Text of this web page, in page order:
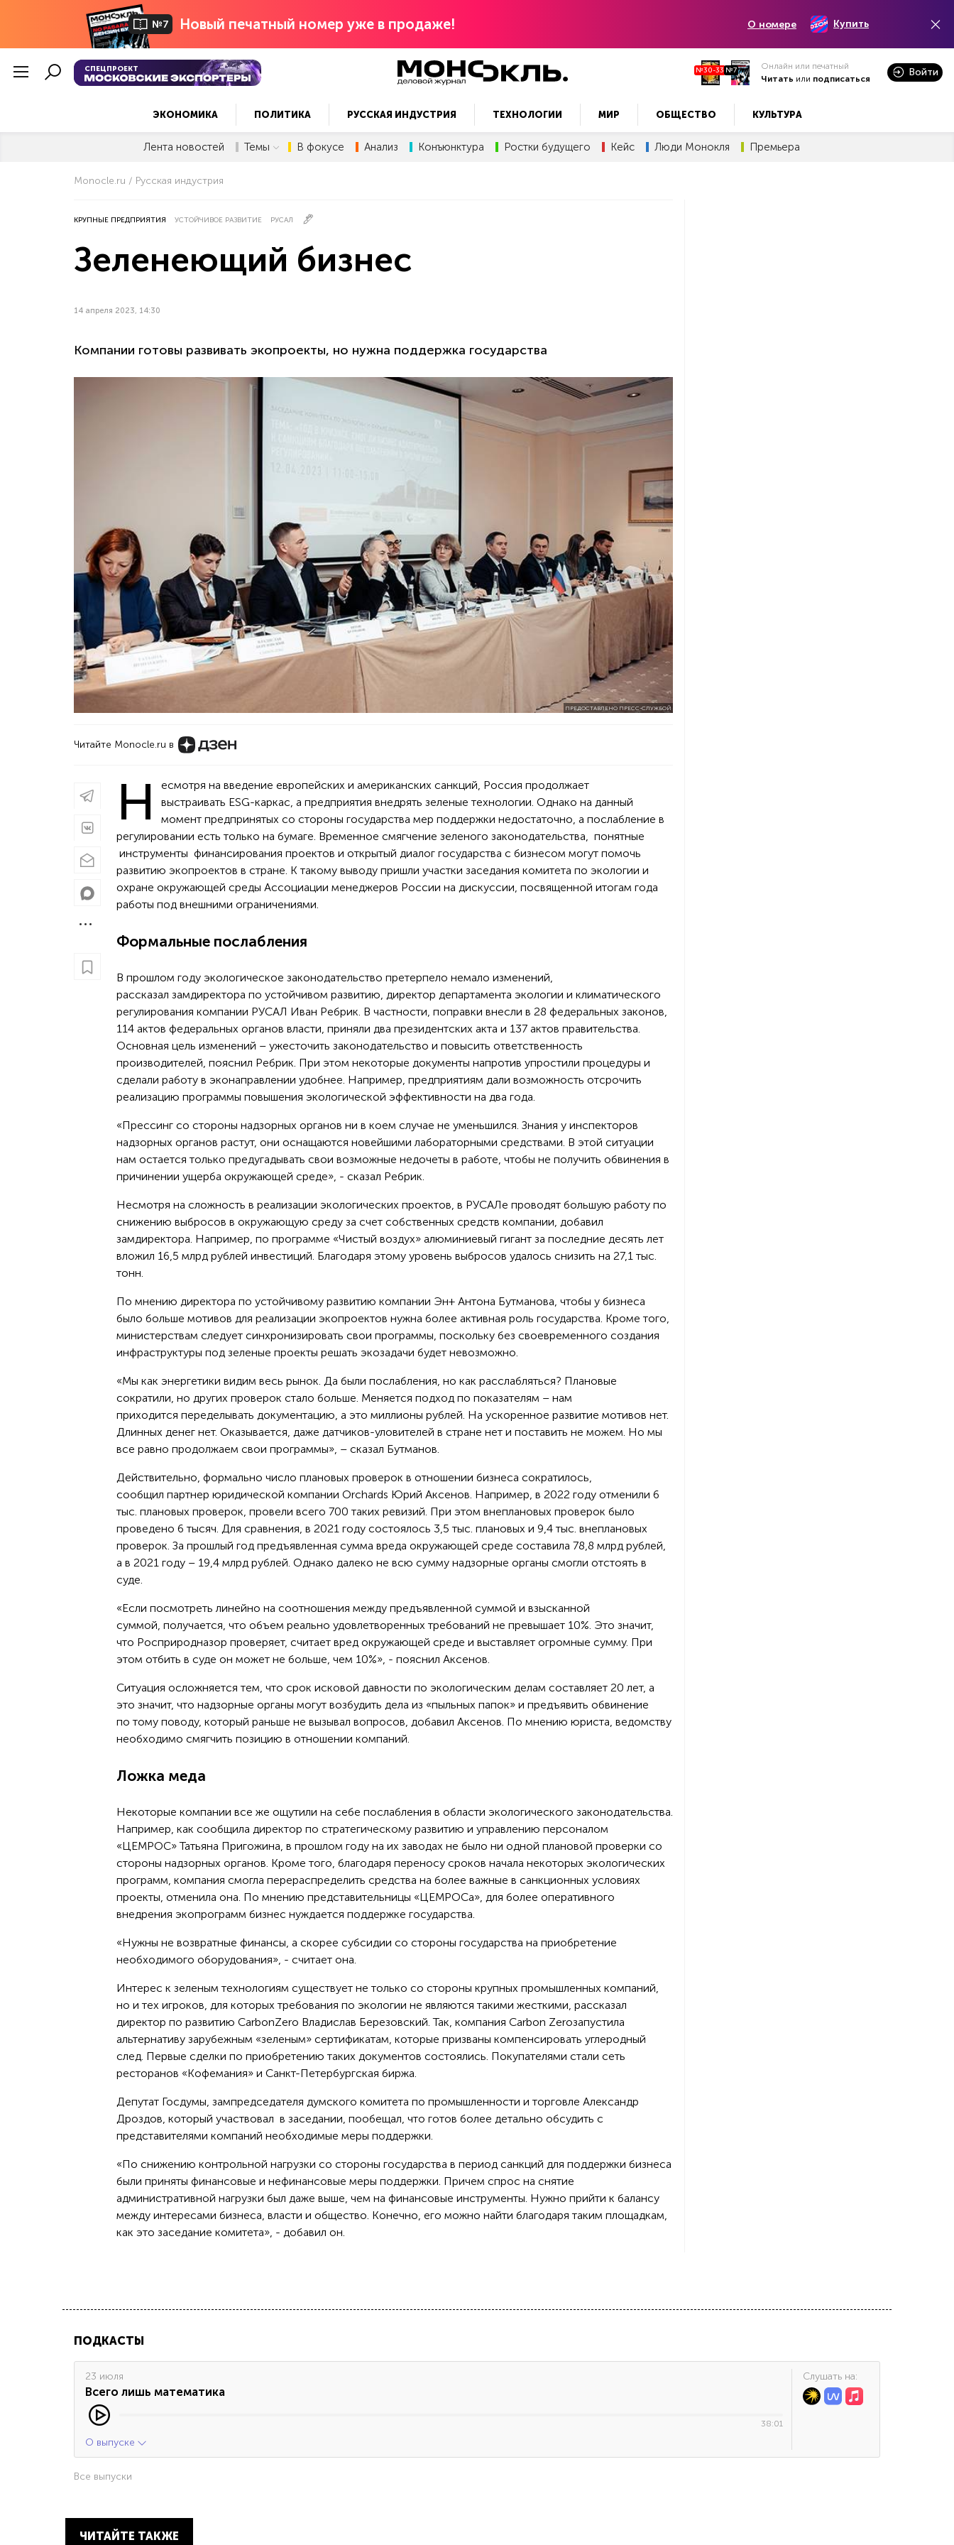
№7 Новый печатный номер уже в продаже! О номере Купить
СПЕЦПРОЕКТ №30-33 №7
Онлайн или печатный
Читать или подписаться
Войти
ЭКОНОМИКА ПОЛИТИКА РУССКАЯ ИНДУСТРИЯ ТЕХНОЛОГИИ МИР ОБЩЕСТВО КУЛЬТУРА
Лента новостей Темы В фокусе Анализ Конъюнктура Ростки будущего Кейс Люди Монокля Премьера
Monocle.ru Русская индустрия
КРУПНЫЕ ПРЕДПРИЯТИЯ УСТОЙЧИВОЕ РАЗВИТИЕ РУСАЛ
Зеленеющий бизнес
14 апреля 2023, 14:30
Компании готовы развивать экопроекты, но нужна поддержка государства
ПРЕДОСТАВЛЕНО ПРЕСС-СЛУЖБОЙ
Читайте Monocle.ru в
Н
есмотря на введение европейских и американских санкций, Россия продолжает
выстраивать ESG-каркас, а предприятия внедрять зеленые технологии. Однако на данный
момент предпринятых со стороны государства мер поддержки недостаточно, а послабление в
регулировании есть только на бумаге. Временное смягчение зеленого законодательства, понятные
инструменты финансирования проектов и открытый диалог государства с бизнесом могут помочь
развитию экопроектов в стране. К такому выводу пришли участки заседания комитета по экологии и
охране окружающей среды Ассоциации менеджеров России на дискуссии, посвященной итогам года
работы под внешними ограничениями.
Формальные послабления
В прошлом году экологическое законодательство претерпело немало изменений,
рассказал замдиректора по устойчивом развитию, директор департамента экологии и климатического
регулирования компании РУСАЛ Иван Ребрик. В частности, поправки внесли в 28 федеральных законов,
114 актов федеральных органов власти, приняли два президентских акта и 137 актов правительства.
Основная цель изменений – ужесточить законодательство и повысить ответственность
производителей, пояснил Ребрик. При этом некоторые документы напротив упростили процедуры и
сделали работу в эконаправлении удобнее. Например, предприятиям дали возможность отсрочить
реализацию программы повышения экологической эффективности на два года.
«Прессинг со стороны надзорных органов ни в коем случае не уменьшился. Знания у инспекторов
надзорных органов растут, они оснащаются новейшими лабораторными средствами. В этой ситуации
нам остается только предугадывать свои возможные недочеты в работе, чтобы не получить обвинения в
причинении ущерба окружающей среде», - сказал Ребрик.
Несмотря на сложность в реализации экологических проектов, в РУСАЛе проводят большую работу по
снижению выбросов в окружающую среду за счет собственных средств компании, добавил
замдиректора. Например, по программе «Чистый воздух» алюминиевый гигант за последние десять лет
вложил 16,5 млрд рублей инвестиций. Благодаря этому уровень выбросов удалось снизить на 27,1 тыс.
тонн.
По мнению директора по устойчивому развитию компании Эн+ Антона Бутманова, чтобы у бизнеса
было больше мотивов для реализации экопроектов нужна более активная роль государства. Кроме того,
министерствам следует синхронизировать свои программы, поскольку без своевременного создания
инфраструктуры под зеленые проекты решать экозадачи будет невозможно.
«Мы как энергетики видим весь рынок. Да были послабления, но как расслабляться? Плановые
сократили, но других проверок стало больше. Меняется подход по показателям – нам
приходится переделывать документацию, а это миллионы рублей. На ускоренное развитие мотивов нет.
Длинных денег нет. Оказывается, даже датчиков-уловителей в стране нет и поставить не можем. Но мы
все равно продолжаем свои программы», – сказал Бутманов.
Действительно, формально число плановых проверок в отношении бизнеса сократилось,
сообщил партнер юридической компании Orchards Юрий Аксенов. Например, в 2022 году отменили 6
тыс. плановых проверок, провели всего 700 таких ревизий. При этом внеплановых проверок было
проведено 6 тысяч. Для сравнения, в 2021 году состоялось 3,5 тыс. плановых и 9,4 тыс. внеплановых
проверок. За прошлый год предъявленная сумма вреда окружающей среде составила 78,8 млрд рублей,
а в 2021 году – 19,4 млрд рублей. Однако далеко не всю сумму надзорные органы смогли отстоять в
суде.
«Если посмотреть линейно на соотношения между предъявленной суммой и взысканной
суммой, получается, что объем реально удовлетворенных требований не превышает 10%. Это значит,
что Росприродназор проверяет, считает вред окружающей среде и выставляет огромные сумму. При
этом отбить в суде он может не больше, чем 10%», - пояснил Аксенов.
Ситуация осложняется тем, что срок исковой давности по экологическим делам составляет 20 лет, а
это значит, что надзорные органы могут возбудить дела из «пыльных папок» и предъявить обвинение
по тому поводу, который раньше не вызывал вопросов, добавил Аксенов. По мнению юриста, ведомству
необходимо смягчить позицию в отношении компаний.
Ложка меда
Некоторые компании все же ощутили на себе послабления в области экологического законодательства.
Например, как сообщила директор по стратегическому развитию и управлению персоналом
«ЦЕМРОС» Татьяна Пригожина, в прошлом году на их заводах не было ни одной плановой проверки со
стороны надзорных органов. Кроме того, благодаря переносу сроков начала некоторых экологических
программ, компания смогла перераспределить средства на более важные в санкционных условиях
проекты, отменила она. По мнению представительницы «ЦЕМРОСа», для более оперативного
внедрения экопрограмм бизнес нуждается поддержке государства.
«Нужны не возвратные финансы, а скорее субсидии со стороны государства на приобретение
необходимого оборудования», - считает она.
Интерес к зеленым технологиям существует не только со стороны крупных промышленных компаний,
но и тех игроков, для которых требования по экологии не являются такими жесткими, рассказал
директор по развитию CarbonZero Владислав Березовский. Так, компания Carbon Zeroзапустила
альтернативу зарубежным «зеленым» сертификатам, которые призваны компенсировать углеродный
след. Первые сделки по приобретению таких документов состоялись. Покупателями стали сеть
ресторанов «Кофемания» и Санкт-Петербургская биржа.
Депутат Госдумы, зампредседателя думского комитета по промышленности и торговле Александр
Дроздов, который участвовал в заседании, пообещал, что готов более детально обсудить с
представителями компаний необходимые меры поддержки.
«По снижению контрольной нагрузки со стороны государства в период санкций для поддержки бизнеса
были приняты финансовые и нефинансовые меры поддержки. Причем спрос на снятие
административной нагрузки был даже выше, чем на финансовые инструменты. Нужно прийти к балансу
между интересами бизнеса, власти и общество. Конечно, его можно найти благодаря таким площадкам,
как это заседание комитета», - добавил он.
ПОДКАСТЫ
23 июля
Всего лишь математика
38:01
О выпуске
Cлушать на:
Все выпуски
ЧИТАЙТЕ ТАКЖЕ